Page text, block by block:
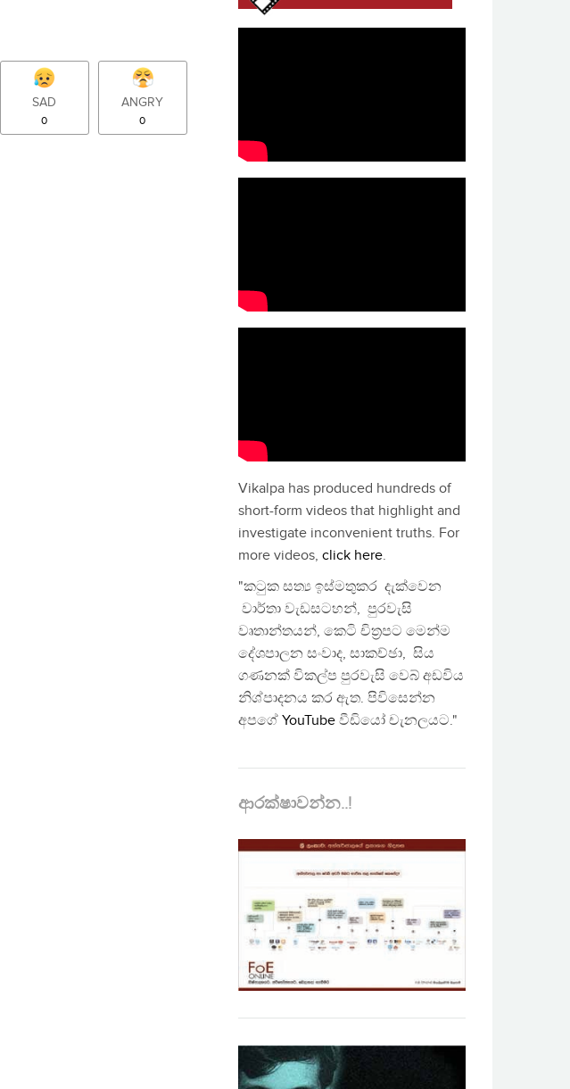
SAD
0
ANGRY
0
Vikalpa has produced hundreds of
short-form videos that highlight and
investigate inconvenient truths. For
more videos, click here.
"කටුක සත්‍ය ඉස්මතුකර දැක්වෙන
වාර්තා වැඩසටහන්, පුරවැසි
වෘතාන්තයන්, කෙටි චිත්‍රපට මෙන්ම
දේශපාලන සංවාද, සාකච්ඡා, සිය
ගණනක් විකල්ප පුරවැසි වෙබ් අඩවිය
නිශ්පාදනය කර ඇත. පිවිසෙන්න
අපගේ YouTube වීඩියෝ චැනලයට."
ආරක්ෂාවන්න..!